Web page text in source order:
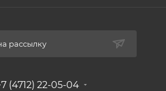
рассылку
(4712) 22-05-04